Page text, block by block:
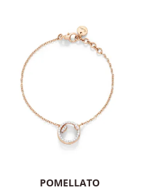
POMELLATO